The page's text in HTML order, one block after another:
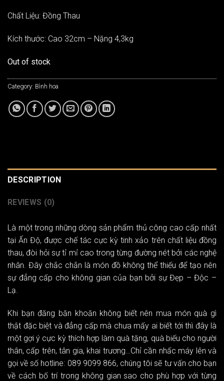
Chất Liệu: Đồng Thau
Kích thước: Cao 32cm – Nặng 4,3kg
Out of stock
Category: Bình hoa
DESCRIPTION
REVIEWS (0)
Là một trong những dòng sản phẩm thủ công cao cấp nhất
tại Ấn Độ, được chế tác cực kỳ tinh xảo trên chất liệu đồng
thau, đòi hỏi sự tỉ mỉ cao trong từng đường nét bởi các nghệ
nhân. Đây chắc chắn là món đồ không thể thiếu để tạo nên
sự đẳng cấp cho không gian của bạn bởi sự Đẹp – Độc –
Lạ.
Khi bạn đăng băn khoăn không biết nên mua món quà gì
thật đặc biệt và đẳng cấp mà chưa mấy ai biết tới thì đây là
một gợi ý cực kỳ thích hợp làm quà tặng, quà biếu cho người
thân, cấp trên, tân gia, khai trương…Chỉ cần nhấc máy lên và
gọi về số hotline: 089 9099 866, chúng tôi sẽ tư vấn cho bạn
về cách bố trí trong không gian sao cho phù hợp với từng